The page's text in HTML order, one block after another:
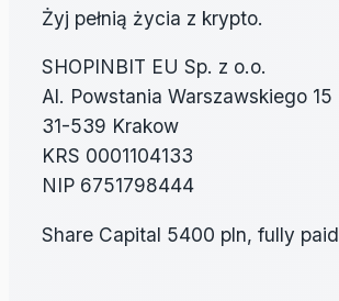
Żyj pełnią życia z krypto.
SHOPINBIT EU Sp. z o.o.
Al. Powstania Warszawskiego 15
31-539 Krakow
KRS 0001104133
NIP 6751798444
Share Capital 5400 pln, fully paid